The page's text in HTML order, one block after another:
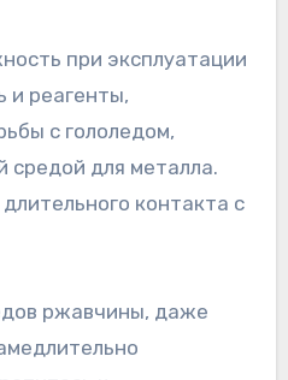
при эксплуатации
и реагенты,
с гололедом,
средой для металла.
контакта с
ржавчины, даже